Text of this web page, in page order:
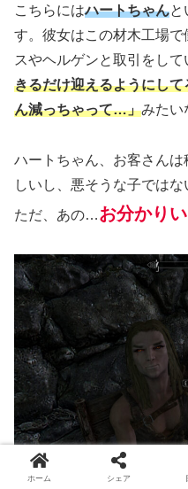
こちらにはハートちゃんと
す。彼女はこの材木工場
スやヘルゲンと取引をして
きるだけ迎えるようにし
ん減っちゃって…」みたい
ハートちゃん、お客さん
しいし、悪そうな子ではな
ただ、あの…お分かり
ホーム シェア